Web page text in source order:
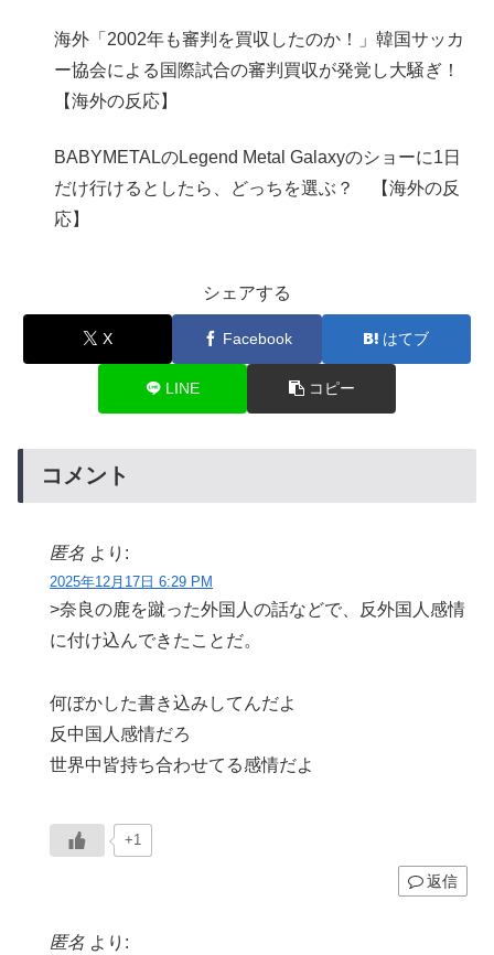
海外「2002年も審判を買収したのか！」韓国サッカ
ー協会による国際試合の審判買収が発覚し大騒ぎ！
【海外の反応】
BABYMETALのLegend Metal Galaxyのショーに1日
だけ行けるとしたら、どっちを選ぶ？ 【海外の反
応】
シェアする
X Facebook はてブ
LINE コピー
コメント
匿名 より:
2025年12月17日 6:29 PM
>奈良の鹿を蹴った外国人の話などで、反外国人感情
に付け込んできたことだ。
何ぼかした書き込みしてんだよ
反中国人感情だろ
世界中皆持ち合わせてる感情だよ
+1
返信
匿名 より: